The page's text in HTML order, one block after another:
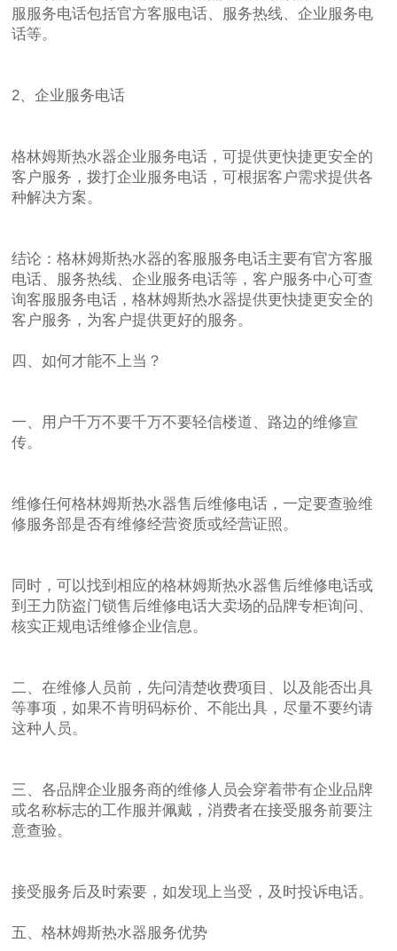
服服务电话包括官方客服电话、服务热线、企业服务电
话等。
2、企业服务电话
格林姆斯热水器企业服务电话，可提供更快捷更安全的
客户服务，拨打企业服务电话，可根据客户需求提供各
种解决方案。
结论：格林姆斯热水器的客服服务电话主要有官方客服
电话、服务热线、企业服务电话等，客户服务中心可查
询客服服务电话，格林姆斯热水器提供更快捷更安全的
客户服务，为客户提供更好的服务。
四、如何才能不上当？
一、用户千万不要千万不要轻信楼道、路边的维修宣
传。
维修任何格林姆斯热水器售后维修电话，一定要查验维
修服务部是否有维修经营资质或经营证照。
同时，可以找到相应的格林姆斯热水器售后维修电话或
到王力防盗门锁售后维修电话大卖场的品牌专柜询问、
核实正规电话维修企业信息。
二、在维修人员前，先问清楚收费项目、以及能否出具
等事项，如果不肯明码标价、不能出具，尽量不要约请
这种人员。
三、各品牌企业服务商的维修人员会穿着带有企业品牌
或名称标志的工作服并佩戴，消费者在接受服务前要注
意查验。
接受服务后及时索要，如发现上当受，及时投诉电话。
五、格林姆斯热水器服务优势